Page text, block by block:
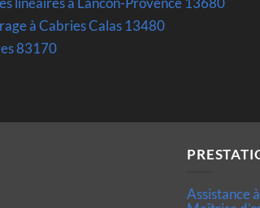
à Cabries Calas 13480
83170
Assistance